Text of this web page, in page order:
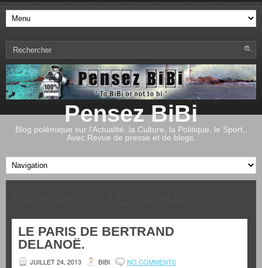
Pensez BiBi
Blog polémique sur l'Actualité, la Culture, la Politique, le Sport,.
Avec Revue de presse et de blogs.
LE PARIS DE BERTRAND
DELANOË.
JUILLET 24, 2013 BIBI NO COMMENTS